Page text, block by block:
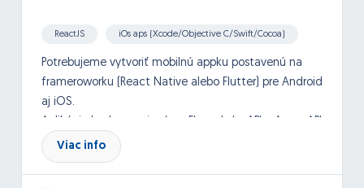
ReactJS iOs aps (Xcode/Objective C/Swift/Cocoa)
Android API, Google API and others
Potrebujeme vytvoriť mobilnú appku postavenú na
frameroworku (React Native alebo Flutter) pre Android
aj iOS.
- OpenAI.
Databáza: NoSQL databáza
Viac info